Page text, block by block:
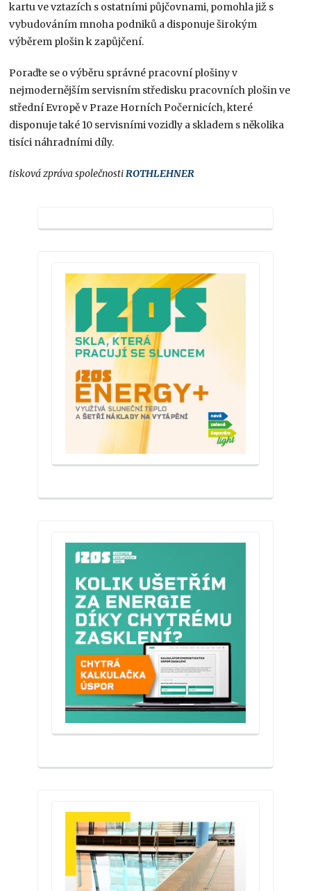
kartu ve vztazích s ostatními půjčovnami, pomohla již s
vybudováním mnoha podniků a disponuje širokým
výběrem plošin k zapůjčení.
Poraďte se o výběru správné pracovní plošiny v
nejmodernějším servisním středisku pracovních plošin ve
střední Evropě v Praze Horních Počernicích, které
disponuje také 10 servisními vozidly a skladem s několika
tisíci náhradními díly.
tisková zpráva společnosti ROTHLEHNER